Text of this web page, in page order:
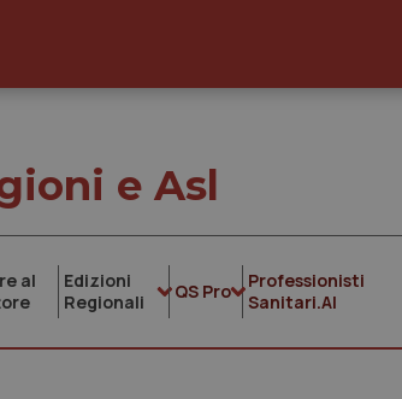
e Asl
al
Edizioni
Regionali
QS Pro
Professionisti
Sanitari.AI